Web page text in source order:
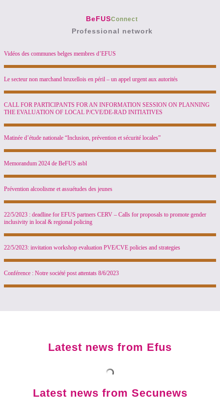
BeFUSConnect
Professional network
Vidéos des communes belges membres d’EFUS
Le secteur non marchand bruxellois en péril – un appel urgent aux autorités
CALL FOR PARTICIPANTS FOR AN INFORMATION SESSION ON PLANNING
THE EVALUATION OF LOCAL P/CVE/DE-RAD INITIATIVES
Matinée d’étude nationale “Inclusion, prévention et sécurité locales”
Memorandum 2024 de BeFUS asbl
Prévention alcoolisme et assuétudes des jeunes
22/5/2023 : deadline for EFUS partners CERV – Calls for proposals to promote gender
inclusivity in local & regional policing
22/5/2023: invitation workshop evaluation PVE/CVE policies and strategies
Conférence : Notre société post attentats 8/6/2023
Latest news from Efus
Latest news from Secunews